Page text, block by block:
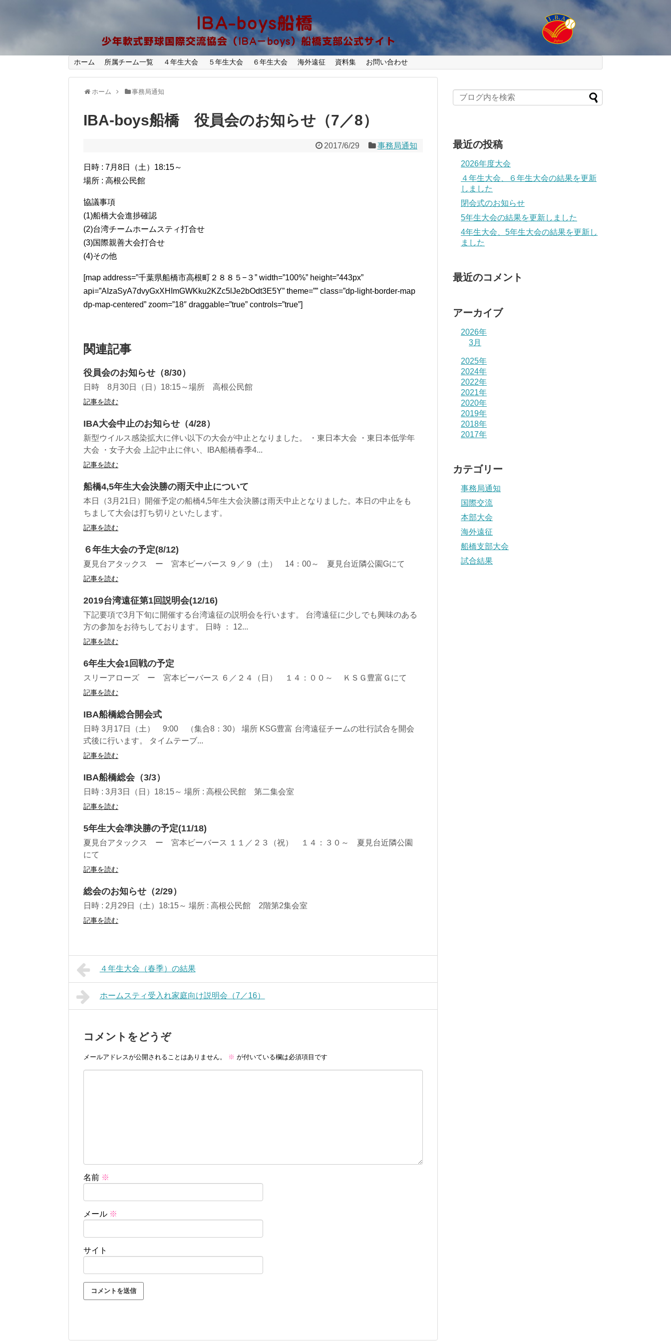
ホーム 所属チーム一覧 ４年生大会 ５年生大会 ６年生大会 海外遠征 資料集 お問い合わせ
ホーム 事務局通知
IBA-boys船橋 役員会のお知らせ（7／8）
2017/6/29 事務局通知
日時 : 7月8日（土）18:15～
場所 : 高根公民館
協議事項
(1)船橋大会進捗確認
(2)台湾チームホームスティ打合せ
(3)国際親善大会打合せ
(4)その他
[map address=”千葉県船橋市高根町２８８５−３” width=”100%” height=”443px”
api=”AIzaSyA7dvyGxXHImGWKku2KZc5lJe2bOdt3E5Y” theme=”” class=”dp-light-border-map
dp-map-centered” zoom=”18″ draggable=”true” controls=”true”]
関連記事
役員会のお知らせ（8/30）
日時 8月30日（日）18:15～場所 高根公民館
記事を読む
IBA大会中止のお知らせ（4/28）
新型ウイルス感染拡大に伴い以下の大会が中止となりました。 ・東日本大会 ・東日本低学年
大会 ・女子大会 上記中止に伴い、IBA船橋春季4...
記事を読む
船橋4,5年生大会決勝の雨天中止について
本日（3月21日）開催予定の船橋4,5年生大会決勝は雨天中止となりました。本日の中止をも
ちまして大会は打ち切りといたします。
記事を読む
６年生大会の予定(8/12)
夏見台アタックス ー 宮本ビーバース ９／９（土） 14：00～ 夏見台近隣公園Gにて
記事を読む
2019台湾遠征第1回説明会(12/16)
下記要項で3月下旬に開催する台湾遠征の説明会を行います。 台湾遠征に少しでも興味のある
方の参加をお待ちしております。 日時 ： 12...
記事を読む
6年生大会1回戦の予定
スリーアローズ ー 宮本ビーバース ６／２４（日） １４：００～ ＫＳＧ豊富Ｇにて
記事を読む
IBA船橋総合開会式
日時 3月17日（土） 9:00 （集合8：30） 場所 KSG豊富 台湾遠征チームの壮行試合を開会
式後に行います。 タイムテーブ...
記事を読む
IBA船橋総会（3/3）
日時 : 3月3日（日）18:15～ 場所 : 高根公民館 第二集会室
記事を読む
5年生大会準決勝の予定(11/18)
夏見台アタックス ー 宮本ビーバース １１／２３（祝） １４：３０～ 夏見台近隣公園
にて
記事を読む
総会のお知らせ（2/29）
日時 : 2月29日（土）18:15～ 場所 : 高根公民館 2階第2集会室
記事を読む
４年生大会（春季）の結果
ホームスティ受入れ家庭向け説明会（7／16）
コメントをどうぞ
メールアドレスが公開されることはありません。 ※ が付いている欄は必須項目です
名前 ※
メール ※
サイト
最近の投稿
2026年度大会
４年生大会、６年生大会の結果を更新
しました
閉会式のお知らせ
5年生大会の結果を更新しました
4年生大会、5年生大会の結果を更新し
ました
最近のコメント
アーカイブ
2026年
3月
2025年
2024年
2022年
2021年
2020年
2019年
2018年
2017年
カテゴリー
事務局通知
国際交流
本部大会
海外遠征
船橋支部大会
試合結果